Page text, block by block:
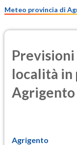
Meteo provincia di
località in
Agrigento
Agrigento